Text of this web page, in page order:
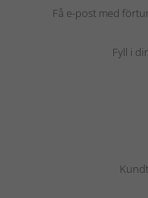
Få e-post med
Fyll i